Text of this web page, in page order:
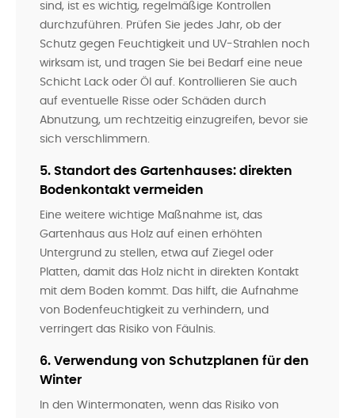
sind, ist es wichtig, regelmäßige Kontrollen
durchzuführen. Prüfen Sie jedes Jahr, ob der
Schutz gegen Feuchtigkeit und UV-Strahlen noch
wirksam ist, und tragen Sie bei Bedarf eine neue
Schicht Lack oder Öl auf. Kontrollieren Sie auch
auf eventuelle Risse oder Schäden durch
Abnutzung, um rechtzeitig einzugreifen, bevor sie
sich verschlimmern.
5. Standort des Gartenhauses: direkten
Bodenkontakt vermeiden
Eine weitere wichtige Maßnahme ist, das
Gartenhaus aus Holz auf einen erhöhten
Untergrund zu stellen, etwa auf Ziegel oder
Platten, damit das Holz nicht in direkten Kontakt
mit dem Boden kommt. Das hilft, die Aufnahme
von Bodenfeuchtigkeit zu verhindern, und
verringert das Risiko von Fäulnis.
6. Verwendung von Schutzplanen für den
Winter
In den Wintermonaten, wenn das Risiko von